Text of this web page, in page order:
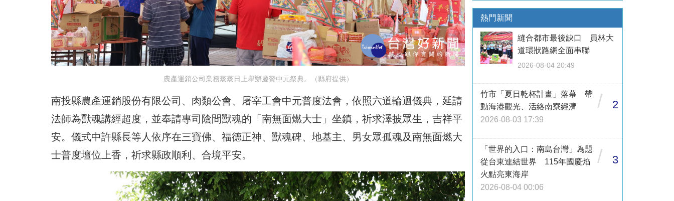
農產運銷公司業務蒸蒸日上舉辦慶贊中元祭典。（縣府提供）
南投縣農產運銷股份有限公司、肉類公會、屠宰工會中元普度法會，依照六道輪迴儀典，延請
法師為獸魂講經超度，並奉請專司陰間獸魂的「南無面燃大士」坐鎮，祈求澤披眾生，吉祥平
安。儀式中許縣長等人依序在三寶佛、福德正神、獸魂碑、地基主、男女眾孤魂及南無面燃大
士普度壇位上香，祈求縣政順利、合境平安。
熱門新聞
縫合都市最後缺口 員林大
道環狀路網全面串聯
2026-08-04 20:49
竹市「夏日乾杯計畫」落幕 帶
動海港觀光、活絡南寮經濟
2026-08-03 17:39
/ 2
「世界的入口：南島台灣」為題
從台東連結世界 115年國慶焰
火點亮東海岸
2026-08-04 00:06
/ 3